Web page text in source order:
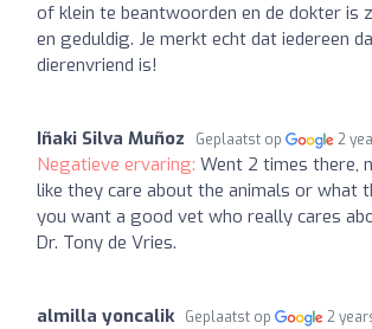
of klein te beantwoorden en de dokter is
en geduldig. Je merkt echt dat iedereen
dierenvriend is!
Iñaki Silva Muñoz Geplaatst op 2
Negatieve ervaring: Went 2 times there,
like they care about the animals or what
you want a good vet who really cares
Dr. Tony de Vries.
almilla yoncalik Geplaatst op 2